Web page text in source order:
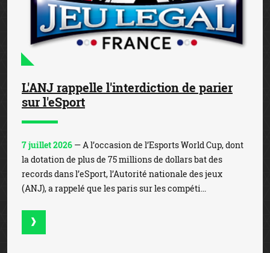
L'ANJ rappelle l'interdiction de parier
sur l'eSport
7 juillet 2026 — A l’occasion de l’Esports World Cup, dont
la dotation de plus de 75 millions de dollars bat des
records dans l’eSport, l’Autorité nationale des jeux
(ANJ), a rappelé que les paris sur les compéti...